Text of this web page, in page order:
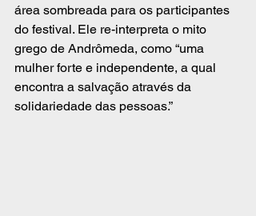
área sombreada para os participantes
do festival. Ele re-interpreta o mito
grego de Andrômeda, como “uma
mulher forte e independente, a qual
encontra a salvação através da
solidariedade das pessoas.”